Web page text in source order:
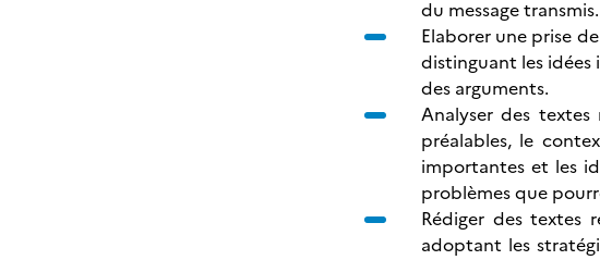
du message transmis.
Elaborer une prise
distinguant les idées
des arguments.
Analyser des
préalables, le
importantes et les
problèmes que
Rédiger des textes
adoptant les